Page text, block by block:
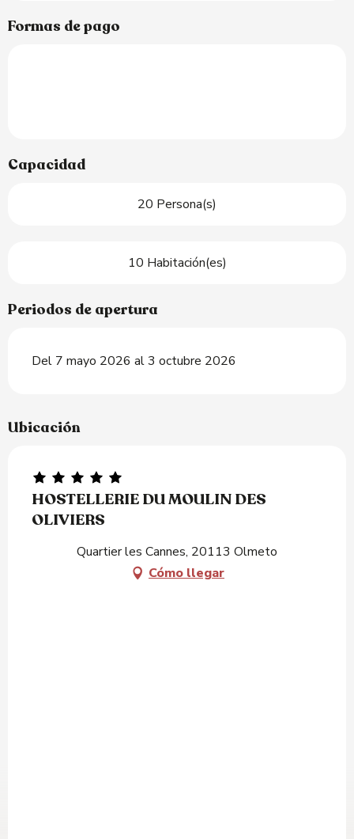
Formas de pago
Capacidad
20 Persona(s)
10 Habitación(es)
Periodos de apertura
Del 7 mayo 2026 al 3 octubre 2026
Ubicación
HOSTELLERIE DU MOULIN DES
OLIVIERS
Quartier les Cannes, 20113 Olmeto
Cómo llegar